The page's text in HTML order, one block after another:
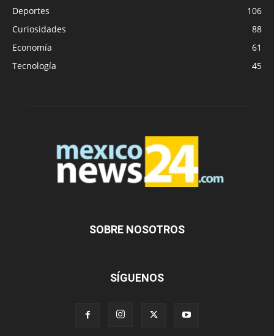
Deportes
106
Curiosidades
88
Economía
61
Tecnología
45
SOBRE NOSOTROS
SÍGUENOS